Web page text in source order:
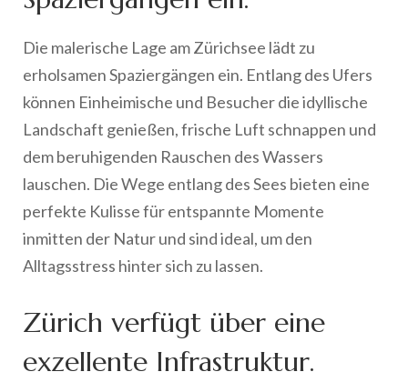
Die malerische Lage am Zürichsee lädt zu
erholsamen Spaziergängen ein. Entlang des Ufers
können Einheimische und Besucher die idyllische
Landschaft genießen, frische Luft schnappen und
dem beruhigenden Rauschen des Wassers
lauschen. Die Wege entlang des Sees bieten eine
perfekte Kulisse für entspannte Momente
inmitten der Natur und sind ideal, um den
Alltagsstress hinter sich zu lassen.
Zürich verfügt über eine
exzellente Infrastruktur.